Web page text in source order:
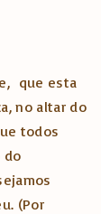
que esta
no altar do
todos
do
(Por